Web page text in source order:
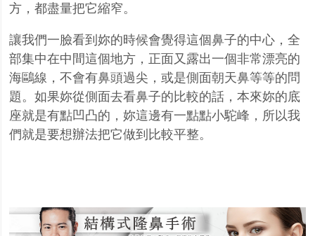
方，都盡量把它縮窄。
讓我們一臉看到妳的時候會覺得這個鼻子的中心，全
部集中在中間這個地方，正面又露出一個非常漂亮的
海鷗線，不會有鼻頭過尖，或是側面朝天鼻等等的問
題。如果妳從側面去看鼻子的比較的話，本來妳的底
座就是有點凹凸的，妳這邊有一點點小駝峰，所以我
們就是要想辦法把它做到比較平整。